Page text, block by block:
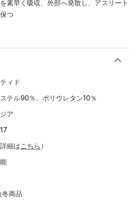
素早く吸収、外部へ発散し、アスリート
つ
ィド
テル90％、ポリウレタン10％
ア
細はこちら ）
商品